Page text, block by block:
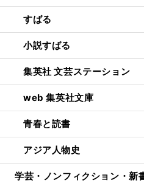
すばる
小説すばる
集英社 文芸ステーション
web 集英社文庫
青春と読書
アジア人物史
学芸・ノンフィクション・新